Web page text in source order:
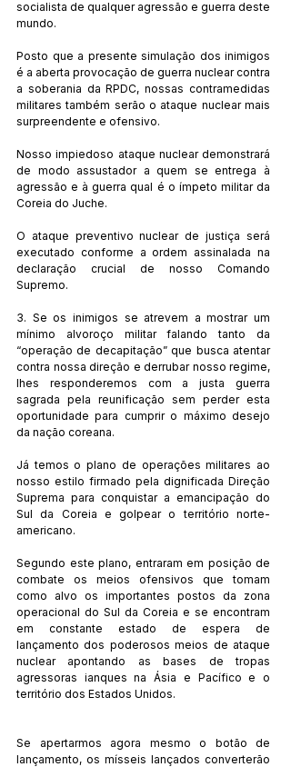
socialista de qualquer agressão e guerra deste
mundo.
Posto que a presente simulação dos inimigos
é a aberta provocação de guerra nuclear contra
a soberania da RPDC, nossas contramedidas
militares também serão o ataque nuclear mais
surpreendente e ofensivo.
Nosso impiedoso ataque nuclear demonstrará
de modo assustador a quem se entrega à
agressão e à guerra qual é o ímpeto militar da
Coreia do Juche.
O ataque preventivo nuclear de justiça será
executado conforme a ordem assinalada na
declaração crucial de nosso Comando
Supremo.
3. Se os inimigos se atrevem a mostrar um
mínimo alvoroço militar falando tanto da
“operação de decapitação” que busca atentar
contra nossa direção e derrubar nosso regime,
lhes responderemos com a justa guerra
sagrada pela reunificação sem perder esta
oportunidade para cumprir o máximo desejo
da nação coreana.
Já temos o plano de operações militares ao
nosso estilo firmado pela dignificada Direção
Suprema para conquistar a emancipação do
Sul da Coreia e golpear o território norte-
americano.
Segundo este plano, entraram em posição de
combate os meios ofensivos que tomam
como alvo os importantes postos da zona
operacional do Sul da Coreia e se encontram
em constante estado de espera de
lançamento dos poderosos meios de ataque
nuclear apontando as bases de tropas
agressoras ianques na Ásia e Pacífico e o
território dos Estados Unidos.
Se apertarmos agora mesmo o botão de
lançamento, os mísseis lançados converterão